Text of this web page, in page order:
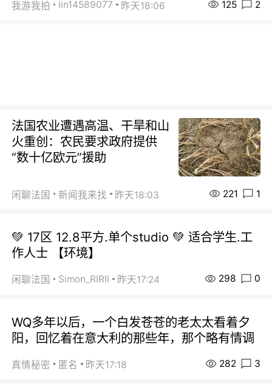
我游我拍 lin14589077 昨天18:06 125 2
法国农业遭遇高温、干旱和山
火重创：农民要求政府提供
“数十亿欧元”援助
闲聊法国 新闻我来找 昨天18:03 221 1
💚 17区 12.8平方.单个studio 💚 适合学生.工
作人士 【环境】
闲聊法国 Simon_RIRIl 昨天17:24 298 0
WQ多年以后，一个白发苍苍的老太太看着夕
阳，回忆着在意大利的那些年，那个略有情调
真情秘密 匿名 昨天17:18 282 3